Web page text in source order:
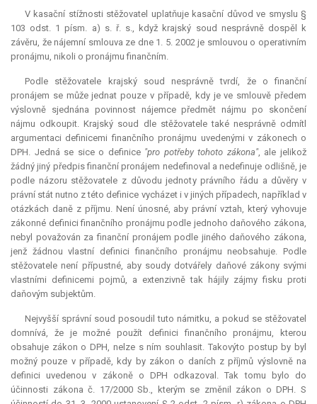
V kasační stížnosti stěžovatel uplatňuje kasační důvod ve smyslu §
103 odst. 1 písm. a) s. ř. s., když krajský soud nesprávně dospěl k
závěru, že nájemní smlouva ze dne 1. 5. 2002 je smlouvou o operativním
pronájmu, nikoli o pronájmu finančním.
Podle stěžovatele krajský soud nesprávně tvrdí, že o finanční
pronájem se může jednat pouze v případě, kdy je ve smlouvě předem
výslovně sjednána povinnost nájemce předmět nájmu po skončení
nájmu odkoupit. Krajský soud dle stěžovatele také nesprávně odmítl
argumentaci definicemi finančního pronájmu uvedenými v zákonech o
DPH. Jedná se sice o definice "pro potřeby tohoto zákona", ale jelikož
žádný jiný předpis finanční pronájem nedefinoval a nedefinuje odlišně, je
podle názoru stěžovatele z důvodu jednoty právního řádu a důvěry v
právní stát nutno z této definice vycházet i v jiných případech, například v
otázkách daně z příjmu. Není únosné, aby právní vztah, který vyhovuje
zákonné definici finančního pronájmu podle jednoho daňového zákona,
nebyl považován za finanční pronájem podle jiného daňového zákona,
jenž žádnou vlastní definici finančního pronájmu neobsahuje. Podle
stěžovatele není přípustné, aby soudy dotvářely daňové zákony svými
vlastními definicemi pojmů, a extenzivně tak hájily zájmy fisku proti
daňovým subjektům.
Nejvyšší správní soud posoudil tuto námitku, a pokud se stěžovatel
domnívá, že je možné použít definici finančního pronájmu, kterou
obsahuje zákon o DPH, nelze s ním souhlasit. Takovýto postup by byl
možný pouze v případě, kdy by zákon o daních z příjmů výslovně na
definici uvedenou v zákoně o DPH odkazoval. Tak tomu bylo do
účinnosti zákona č. 17/2000 Sb., kterým se změnil zákon o DPH. S